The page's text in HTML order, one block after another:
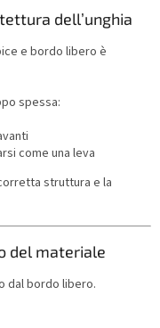
dell’unghia
e bordo libero è
spessa:
come una leva
struttura e la
del materiale
dal bordo libero.